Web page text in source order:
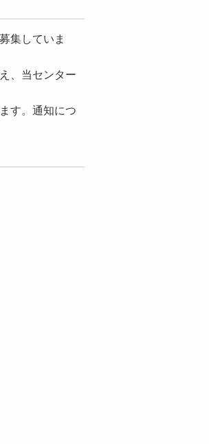
集していま
、当センター
す。通知につ